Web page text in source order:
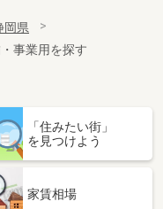
河区中村町
岡県
事業用を探す
「住みたい街」
を見つけよう
家賃相場